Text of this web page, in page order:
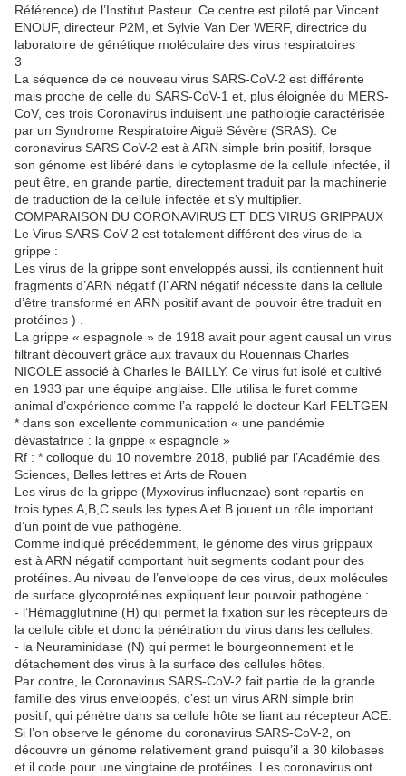
Référence) de l’Institut Pasteur. Ce centre est piloté par Vincent
ENOUF, directeur P2M, et Sylvie Van Der WERF, directrice du
laboratoire de génétique moléculaire des virus respiratoires
3
La séquence de ce nouveau virus SARS-CoV-2 est différente
mais proche de celle du SARS-CoV-1 et, plus éloignée du MERS-
CoV, ces trois Coronavirus induisent une pathologie caractérisée
par un Syndrome Respiratoire Aiguë Sévère (SRAS). Ce
coronavirus SARS CoV-2 est à ARN simple brin positif, lorsque
son génome est libéré dans le cytoplasme de la cellule infectée, il
peut être, en grande partie, directement traduit par la machinerie
de traduction de la cellule infectée et s’y multiplier.
COMPARAISON DU CORONAVIRUS ET DES VIRUS GRIPPAUX
Le Virus SARS-CoV 2 est totalement différent des virus de la
grippe :
Les virus de la grippe sont enveloppés aussi, ils contiennent huit
fragments d’ARN négatif (l’ ARN négatif nécessite dans la cellule
d’être transformé en ARN positif avant de pouvoir être traduit en
protéines ) .
La grippe « espagnole » de 1918 avait pour agent causal un virus
filtrant découvert grâce aux travaux du Rouennais Charles
NICOLE associé à Charles le BAILLY. Ce virus fut isolé et cultivé
en 1933 par une équipe anglaise. Elle utilisa le furet comme
animal d’expérience comme l’a rappelé le docteur Karl FELTGEN
* dans son excellente communication « une pandémie
dévastatrice : la grippe « espagnole »
Rf : * colloque du 10 novembre 2018, publié par l’Académie des
Sciences, Belles lettres et Arts de Rouen
Les virus de la grippe (Myxovirus influenzae) sont repartis en
trois types A,B,C seuls les types A et B jouent un rôle important
d’un point de vue pathogène.
Comme indiqué précédemment, le génome des virus grippaux
est à ARN négatif comportant huit segments codant pour des
protéines. Au niveau de l’enveloppe de ces virus, deux molécules
de surface glycoprotéines expliquent leur pouvoir pathogène :
- l’Hémagglutinine (H) qui permet la fixation sur les récepteurs de
la cellule cible et donc la pénétration du virus dans les cellules.
- la Neuraminidase (N) qui permet le bourgeonnement et le
détachement des virus à la surface des cellules hôtes.
Par contre, le Coronavirus SARS-CoV-2 fait partie de la grande
famille des virus enveloppés, c’est un virus ARN simple brin
positif, qui pénètre dans sa cellule hôte se liant au récepteur ACE.
Si l’on observe le génome du coronavirus SARS-CoV-2, on
découvre un génome relativement grand puisqu’il a 30 kilobases
et il code pour une vingtaine de protéines. Les coronavirus ont